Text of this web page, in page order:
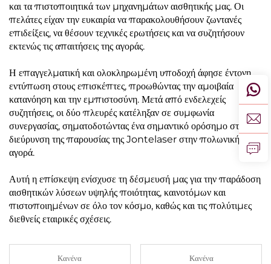
και τα πιστοποιητικά των μηχανημάτων αισθητικής μας. Οι
πελάτες είχαν την ευκαιρία να παρακολουθήσουν ζωντανές
επιδείξεις, να θέσουν τεχνικές ερωτήσεις και να συζητήσουν
εκτενώς τις απαιτήσεις της αγοράς.
Η επαγγελματική και ολοκληρωμένη υποδοχή άφησε έντονη
εντύπωση στους επισκέπτες, προωθώντας την αμοιβαία
κατανόηση και την εμπιστοσύνη. Μετά από ενδελεχείς
συζητήσεις, οι δύο πλευρές κατέληξαν σε συμφωνία
συνεργασίας, σηματοδοτώντας ένα σημαντικό ορόσημο στη
διεύρυνση της παρουσίας της Jontelaser στην πολωνική
αγορά.
Αυτή η επίσκεψη ενίσχυσε τη δέσμευσή μας για την παράδοση
αισθητικών λύσεων υψηλής ποιότητας, καινοτόμων και
πιστοποιημένων σε όλο τον κόσμο, καθώς και τις πολύτιμες
διεθνείς εταιρικές σχέσεις.
Κανένα Κανένα